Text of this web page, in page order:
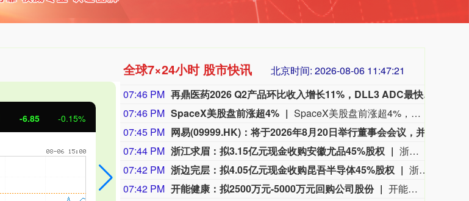
3.42 0.30% 创业板指 3515.56 -19.58 -0.55% 基金指数
全球7×24小时 股市快讯 北京时间: 2026-08-06 11:47:23
07:46 PM
再鼎医药2026 Q2产品环比收入增长11%，DLL3 ADC最快明年提交美国上市申请
07:46 PM SpaceX美股盘前涨超4%
SpaceX美股盘前涨超4%，现报112.68美元。
07:45 PM
07:44 PM 浙江求眉：拟3.15亿元现金收购安徽尤品45%股权
浙江求眉公告称，公司拟以现金方式受让南京尤品科技等股东持有的安徽尤品45%股权，交易作价不高于3.15亿元。交易完成后，公司将取得安徽尤品控制权。收购款分五期支付，若业绩不达标，公司有权要求回购股权。此外，南京尤品科技将6%表决权委托给公司。协议还对业绩承诺、尽职调查、排他期等事项作出约定。协议需经双方董事会、股东会审议通过后生效。
07:42 PM 浙边完层：拟4.05亿元现金收购昆吾半导体45%股权
浙边完层公告称，公司拟以现金方式受让锟罡（江西）科技等三家公司持有的昆吾半导体科技（江西）有限公司45%股权，交易作价不高于4.05亿元。交易完成后，公司将取得标的公司控制权。转让款分五期支付，业绩承诺方需对2026 - 2028年净利润作出承诺，若未达业绩要求，需进行补偿或回购股权。本意向协议需经双方董事会/股东会审议通过后生效。
07:42 PM 开能健康：拟2500万元-5000万元回购公司股份
开能健康8月6日公告，拟以集中竞价交易方式回购公司股份，回购总金额不低于2500万元且不超过5000万元。回购价格不超过6.5元/股。回购股份将用于股权激励或员工持股计划。回购期限为自董事会审议通过回购股份方案之日起6个月内。